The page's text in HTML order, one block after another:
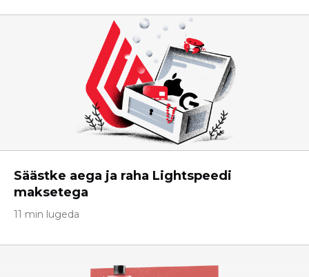
Säästke aega ja raha Lightspeedi
maksetega
11 min lugeda